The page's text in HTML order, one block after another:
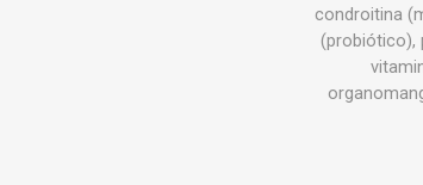
condroitina
(probiótico),